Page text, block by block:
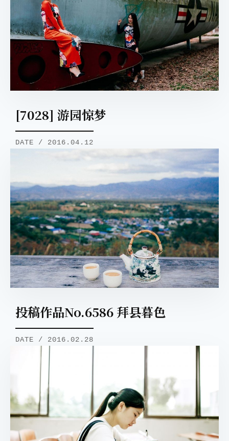
[7028] 游园惊梦
DATE / 2016.04.12
投稿作品No.6586 拜县暮色
DATE / 2016.02.28